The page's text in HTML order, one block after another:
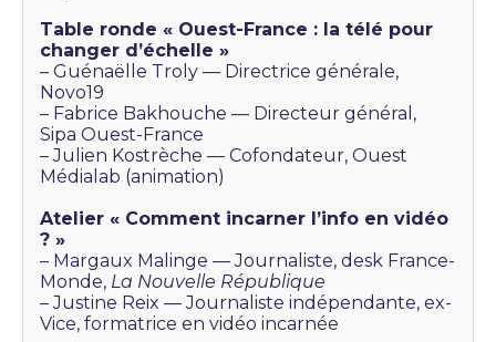
Table ronde « Ouest-France : la télé pour
changer d’échelle »
– Guénaëlle Troly — Directrice générale,
Novo19
– Fabrice Bakhouche — Directeur général,
Sipa Ouest-France
– Julien Kostrèche — Cofondateur, Ouest
Médialab (animation)
Atelier « Comment incarner l’info en vidéo
? »
– Margaux Malinge — Journaliste, desk France-
Monde, La Nouvelle République
– Justine Reix — Journaliste indépendante, ex-
Vice, formatrice en vidéo incarnée